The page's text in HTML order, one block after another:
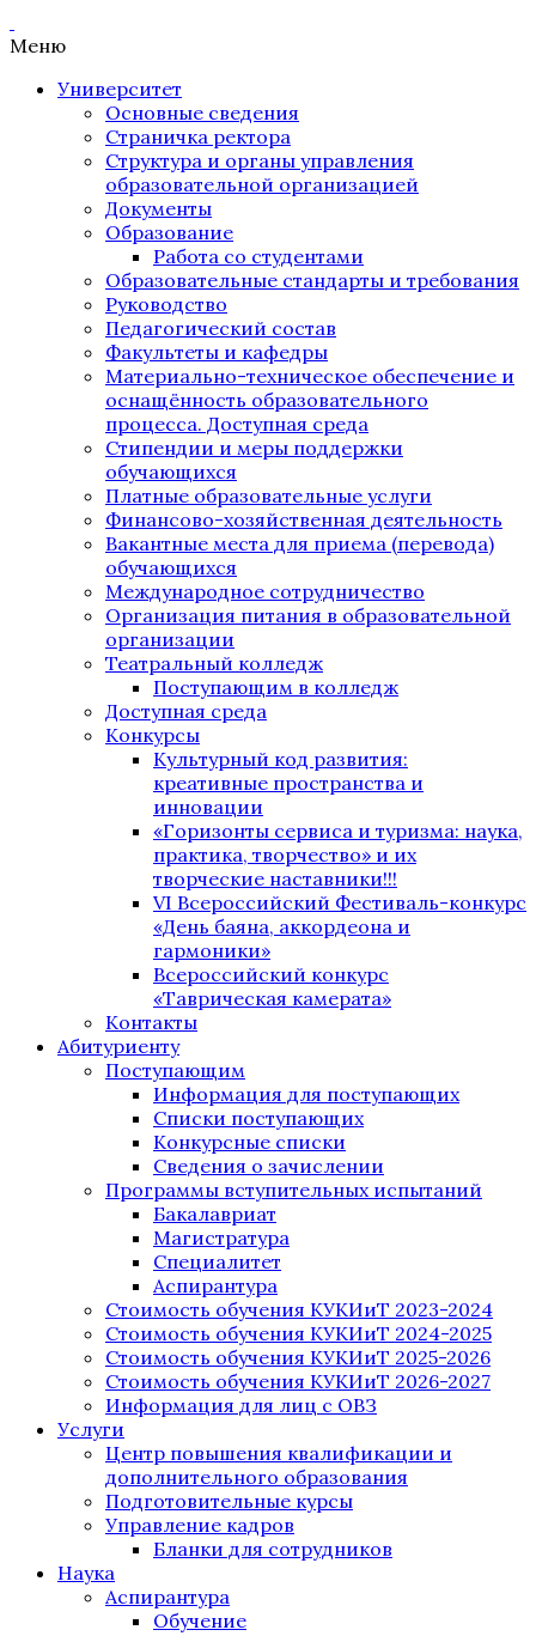
Меню
Университет
Основные сведения
Страничка ректора
Структура и органы управления
образовательной организацией
Документы
Образование
Работа со студентами
Образовательные стандарты и требования
Руководство
Педагогический состав
Факультеты и кафедры
Материально-техническое обеспечение и
оснащённость образовательного
процесса. Доступная среда
Стипендии и меры поддержки
обучающихся
Платные образовательные услуги
Финансово-хозяйственная деятельность
Вакантные места для приема (перевода)
обучающихся
Международное сотрудничество
Организация питания в образовательной
организации
Театральный колледж
Поступающим в колледж
Доступная среда
Конкурсы
Культурный код развития:
креативные пространства и
инновации
«Горизонты сервиса и туризма: наука,
практика, творчество» и их
творческие наставники!!!
VI Всероссийский Фестиваль-конкурс
«День баяна, аккордеона и
гармоники»
Всероссийский конкурс
«Таврическая камерата»
Контакты
Абитуриенту
Поступающим
Информация для поступающих
Списки поступающих
Конкурсные списки
Сведения о зачислении
Программы вступительных испытаний
Бакалавриат
Магистратура
Специалитет
Аспирантура
Стоимость обучения КУКИиТ 2023-2024
Стоимость обучения КУКИиТ 2024-2025
Стоимость обучения КУКИиТ 2025-2026
Стоимость обучения КУКИиТ 2026-2027
Информация для лиц с ОВЗ
Услуги
Центр повышения квалификации и
дополнительного образования
Подготовительные курсы
Управление кадров
Бланки для сотрудников
Наука
Аспирантура
Обучение